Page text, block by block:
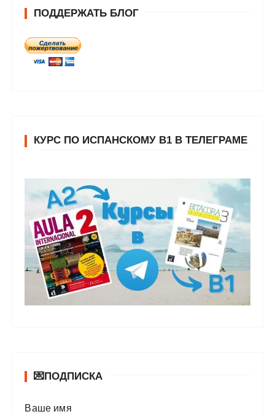
ПОДДЕРЖАТЬ БЛОГ
КУРС ПО ИСПАНСКОМУ В1 В ТЕЛЕГРАМЕ
💌ПОДПИСКА
Ваше имя